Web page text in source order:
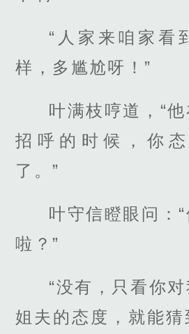
“人家来咱家看
样，多尴尬呀！”
叶满枝哼道，“
招呼的时候，你
了。”
叶守信瞪眼问：
啦？”
“没有，只看你
姐夫的态度，就能猜